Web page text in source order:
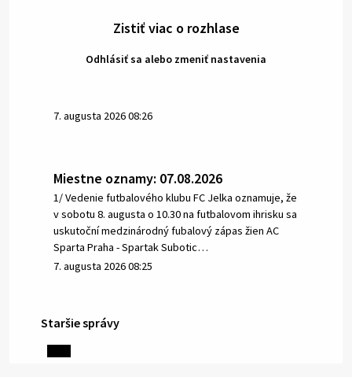
Zistiť viac o rozhlase
Odhlásiť sa alebo zmeniť nastavenia
7. augusta 2026 08:26
Miestne oznamy: 07.08.2026
1/ Vedenie futbalového klubu FC Jelka oznamuje, že
v sobotu 8. augusta o 10.30 na futbalovom ihrisku sa
uskutoční medzinárodný fubalový zápas žien AC
Sparta Praha - Spartak Subotic…
7. augusta 2026 08:25
6. augusta 2026 08:13
Staršie správy